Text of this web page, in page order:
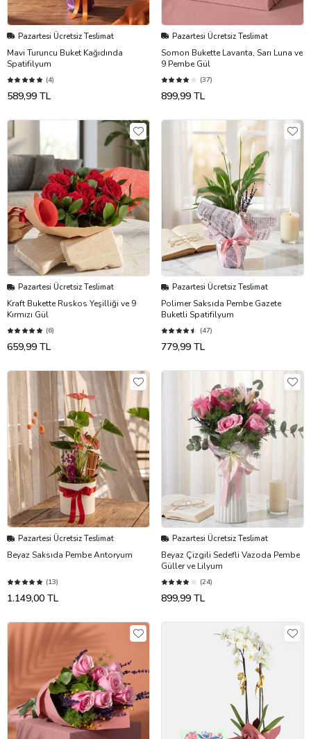
Pazartesi Ücretsiz Teslimat
Mavi Turuncu Buket Kağıdında
Spatifilyum
(4)
589,99 TL
Pazartesi Ücretsiz Teslimat
Somon Bukette Lavanta, Sarı Luna ve
9 Pembe Gül
(37)
899,99 TL
Pazartesi Ücretsiz Teslimat
Kraft Bukette Ruskos Yeşilliği ve 9
Kırmızı Gül
(6)
659,99 TL
Pazartesi Ücretsiz Teslimat
Polimer Saksıda Pembe Gazete
Buketli Spatifilyum
(47)
779,99 TL
Pazartesi Ücretsiz Teslimat
Beyaz Saksıda Pembe Antoryum
(13)
1.149,00 TL
Pazartesi Ücretsiz Teslimat
Beyaz Çizgili Sedefli Vazoda Pembe
Güller ve Lilyum
(24)
899,99 TL